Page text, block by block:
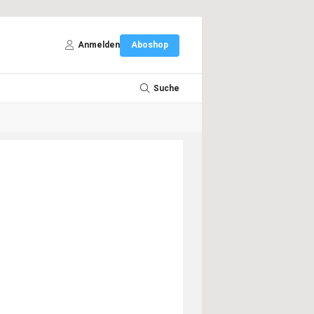
Anmelden Aboshop
Suche